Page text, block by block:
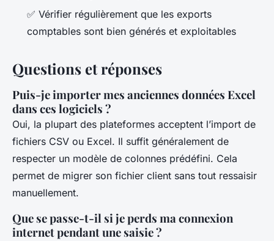
✅ Vérifier régulièrement que les exports
comptables sont bien générés et exploitables
Questions et réponses
Puis-je importer mes anciennes données Excel
dans ces logiciels ?
Oui, la plupart des plateformes acceptent l’import de
fichiers CSV ou Excel. Il suffit généralement de
respecter un modèle de colonnes prédéfini. Cela
permet de migrer son fichier client sans tout ressaisir
manuellement.
Que se passe-t-il si je perds ma connexion
internet pendant une saisie ?